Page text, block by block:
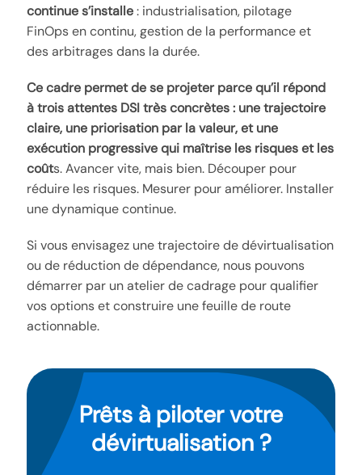
continue s’installe: industrialisation, pilotage
FinOps en continu, gestion de la performance et
des arbitrages dans la durée.
Ce cadre permet de se projeter parce qu’il répond
à trois attentes DSI très concrètes : une trajectoire
claire, une priorisation par la valeur, et une
exécution progressive qui maîtrise les risques et les
coûts. Avancer vite, mais bien. Découper pour
réduire les risques. Mesurer pour améliorer. Installer
une dynamique continue.
Si vous envisagez une trajectoire de dévirtualisation
ou de réduction de dépendance, nous pouvons
démarrer par un atelier de cadrage pour qualifier
vos options et construire une feuille de route
actionnable.
Prêts à piloter votre
dévirtualisation ?